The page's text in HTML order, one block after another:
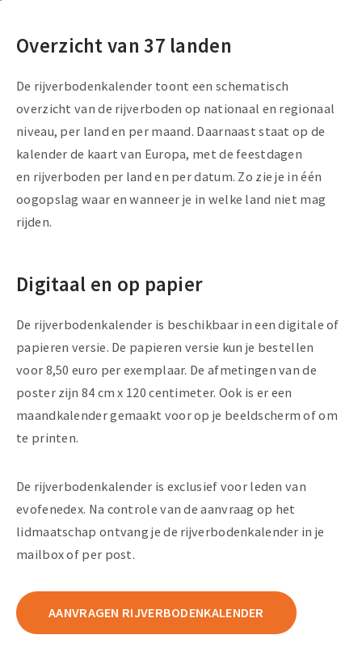
Overzicht van 37 landen
De rijverbodenkalender toont een schematisch
overzicht van de rijverboden op nationaal en regionaal
niveau, per land en per maand. Daarnaast staat op de
kalender de kaart van Europa, met de feestdagen
en rijverboden per land en per datum. Zo zie je in één
oogopslag waar en wanneer je in welke land niet mag
rijden.
Digitaal en op papier
De rijverbodenkalender is beschikbaar in een digitale of
papieren versie. De papieren versie kun je bestellen
voor 8,50 euro per exemplaar. De afmetingen van de
poster zijn 84 cm x 120 centimeter. Ook is er een
maandkalender gemaakt voor op je beeldscherm of om
te printen.
De rijverbodenkalender is exclusief voor leden van
evofenedex. Na controle van de aanvraag op het
lidmaatschap ontvang je de rijverbodenkalender in je
mailbox of per post.
AANVRAGEN RIJVERBODENKALENDER